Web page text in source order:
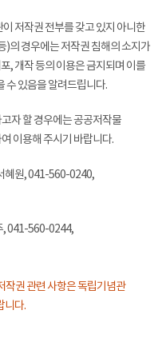
저작권 전부를 갖고 있지 아니한
)의 경우에는 저작권 침해의 소지가
, 개작 등의 이용은 금지되며 이를
수 있음을 알려드립니다.
자 할 경우에는 공공저작물
이용해 주시기 바랍니다.
혜원, 041-560-0240,
, 041-560-0244,
작권 관련 사항은 독립기념관
니다.